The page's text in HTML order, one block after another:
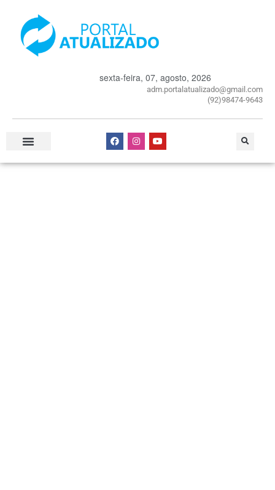
sexta-feira, 07, agosto, 2026
adm.portalatualizado@gmail.com
(92)98474-9643